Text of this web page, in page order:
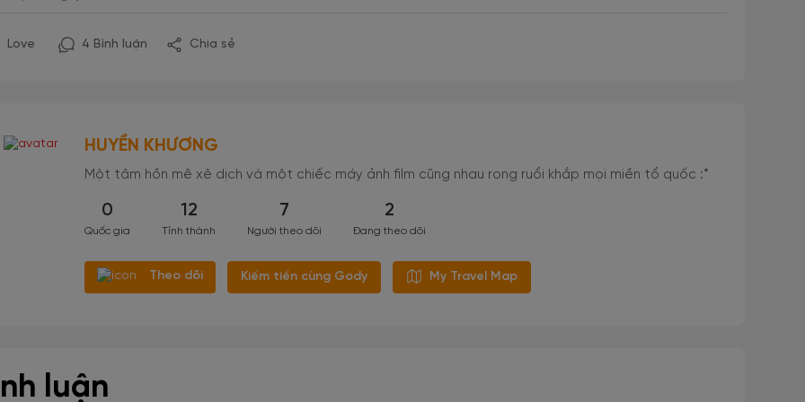
Love 4 Bình luận Chia sẻ
HUYỀN KHƯƠNG
Một tâm hồn mê xê dịch và một chiếc máy ảnh film cũng nhau rong ruổi khắp mọi miền tổ quốc :*
0
Quốc gia
12
Tỉnh thành
7
Người theo dõi
2
Đang theo dõi
Theo dõi Kiếm tiền cùng Gody My Travel Map
luận